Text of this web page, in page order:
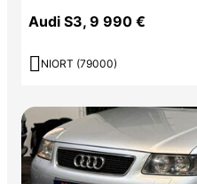
Audi S3, 9 990 €
 NIORT (79000)